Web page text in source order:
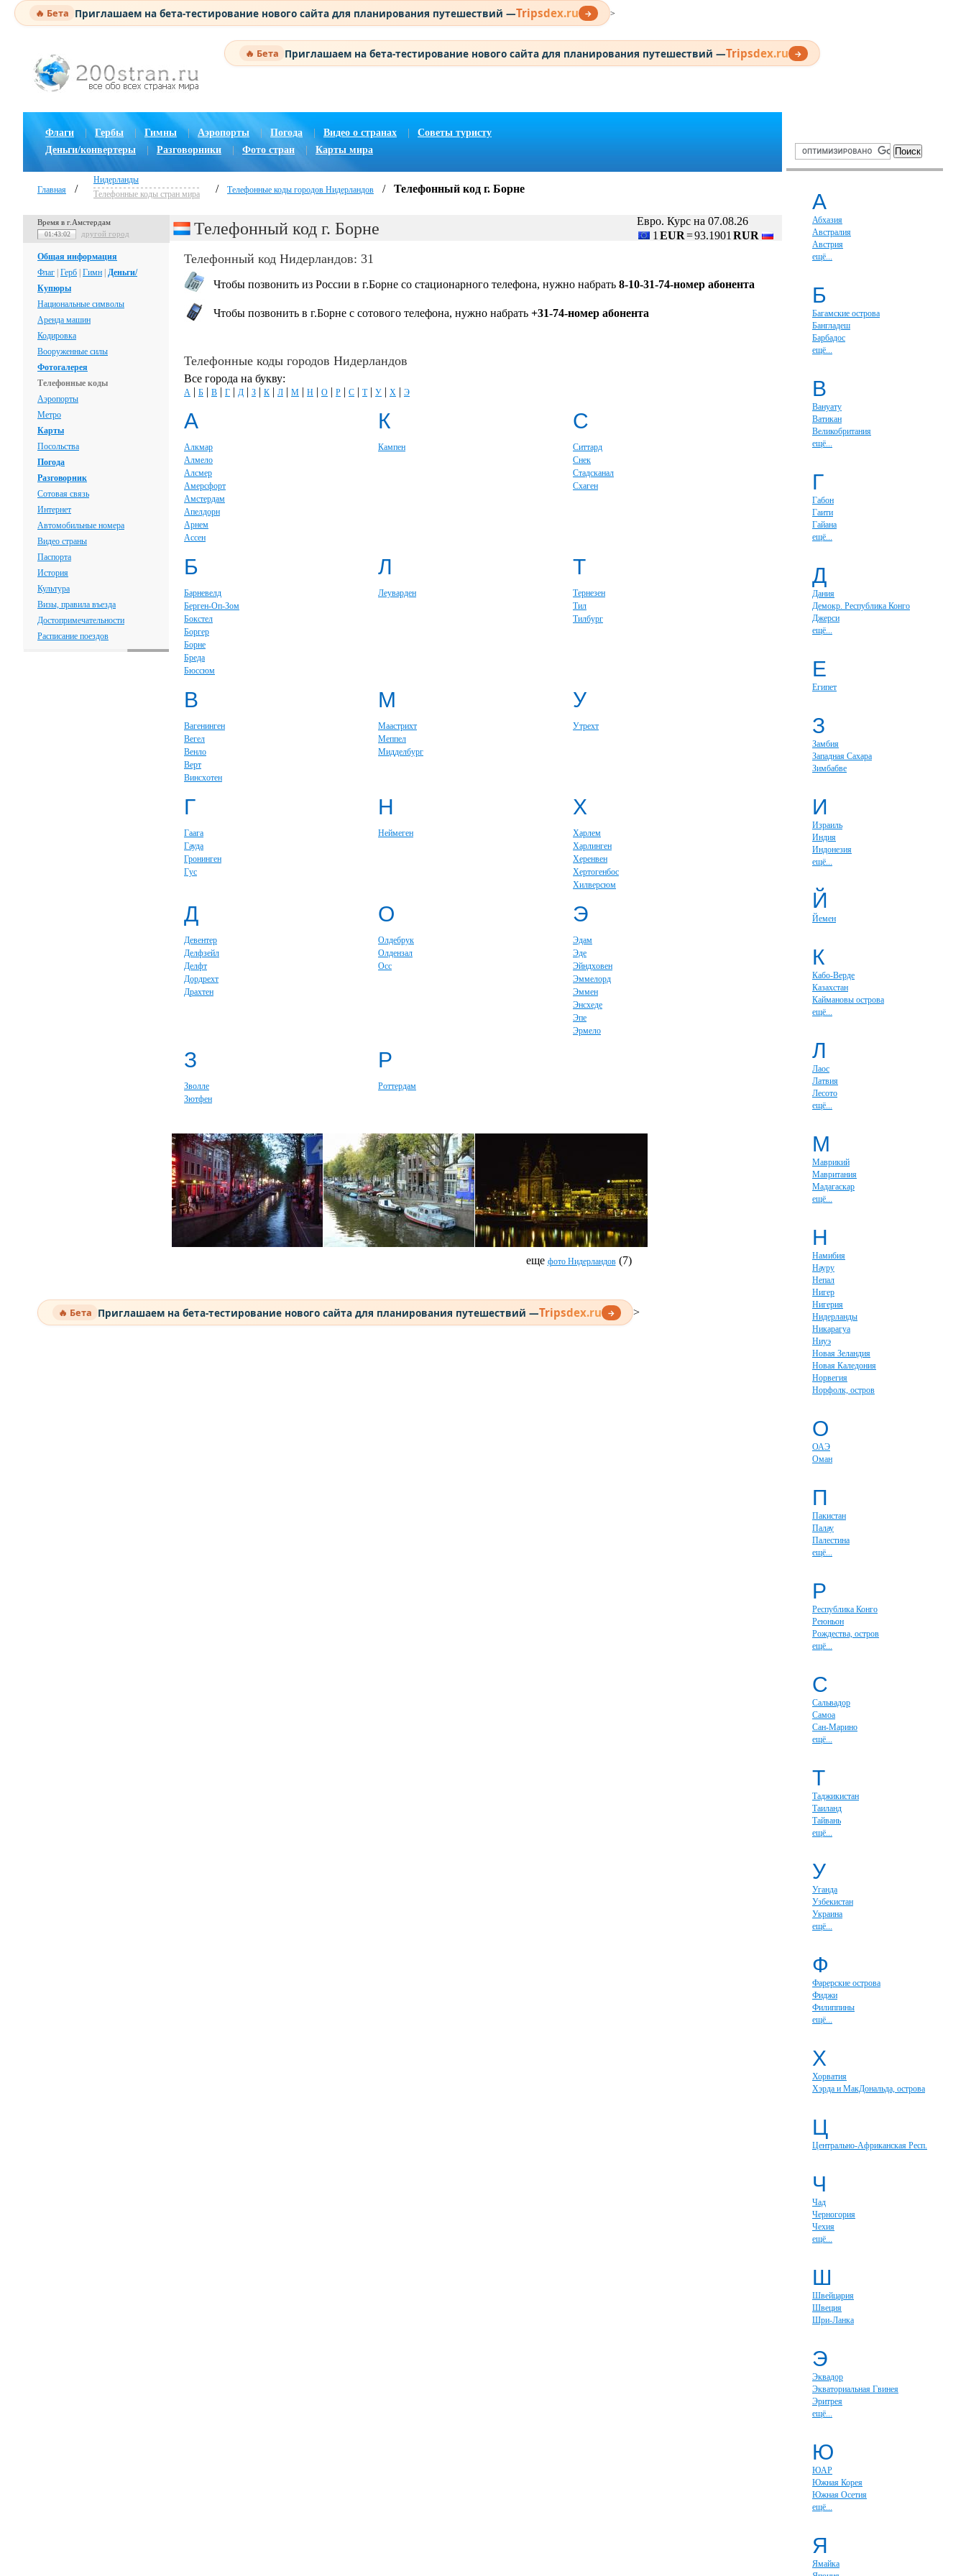
🔥 Бета Приглашаем на бета-тестирование нового сайта для планирования путешествий —Tripsdex.ru → >
🔥 Бета Приглашаем на бета-тестирование нового сайта для планирования путешествий —Tripsdex.ru →
Флаги Гербы Гимны | Аэропорты Погода | Видео о странах
Советы туристу
Деньги/конвертеры
Разговорники Фото стран Карты мира
Главная /
Нидерланды
Телефонные коды стран мира
/ Телефонные коды городов Нидерландов / Телефонный код г. Борне
Время в г.Амстердам
01:43:03 другой город
Общая информация
Флаг Герб Гимн Деньги/
Купюры
Национальные символы
Аренда машин
Кодировка
Вооруженные силы
Фотогалерея
Телефонные коды
Аэропорты
Метро
Карты
Посольства
Погода
Разговорник
Сотовая связь
Интернет
Автомобильные номера
Видео страны
Паспорта
История
Культура
Визы, правила въезда
Достопримечательности
Расписание поездов
Евро. Курс на 07.08.26
1 EUR=93.1901 RUR
Телефонный код г. Борне
Телефонный код Нидерландов: 31
Чтобы позвонить из России в г.Борне со стационарного телефона, нужно набрать 8-10-31-74-номер абонента
Чтобы позвонить в г.Борне с сотового телефона, нужно набрать +31-74-номер абонента
Телефонные коды городов Нидерландов
Все города на букву:
А | Б | В | Г | Д | З | К | Л | М | Н | О | Р | С | Т| У | Х | Э
А
Алкмар
Алмело
Алсмер
Амерсфорт
Амстердам
Апелдорн
Арнем
Ассен
К
Кампен
С
Ситтард
Снек
Стадсканал
Схаген
Б
Барневелд
Берген-Оп-Зом
Бокстел
Боргер
Борне
Бреда
Бюссюм
Л
Леуварден
Т
Тернезен
Тил
Тилбург
В
Вагенинген
Вегел
Венло
Верт
Винсхотен
М
Маастрихт
Меппел
Мидделбург
У
Утрехт
Г
Гаага
Гауда
Гронинген
Гус
Н
Неймеген
Х
Харлем
Харлинген
Херенвен
Хертогенбос
Хилверсюм
Д
Девентер
Делфзейл
Делфт
Дордрехт
Драхтен
О
Олдебрук
Олдензал
Осс
Э
Эдам
Эде
Эйндховен
Эммелорд
Эммен
Энсхеде
Эпе
Эрмело
З
Зволле
Зютфен
Р
Роттердам
еще фото Нидерландов(7)
🔥 Бета Приглашаем на бета-тестирование нового сайта для планирования путешествий —Tripsdex.ru → >
А
Абхазия
Австралия
Австрия
ещё...
Б
Багамские острова
Бангладеш
Барбадос
ещё...
В
Вануату
Ватикан
Великобритания
ещё...
Г
Габон
Гаити
Гайана
ещё...
Д
Дания
Демокр. Республика Конго
Джерси
ещё...
Е
Египет
З
Замбия
Западная Сахара
Зимбабве
И
Израиль
Индия
Индонезия
ещё...
Й
Йемен
К
Кабо-Верде
Казахстан
Каймановы острова
ещё...
Л
Лаос
Латвия
Лесото
ещё...
М
Маврикий
Мавритания
Мадагаскар
ещё...
Н
Намибия
Науру
Непал
Нигер
Нигерия
Нидерланды
Никарагуа
Ниуэ
Новая Зеландия
Новая Каледония
Норвегия
Норфолк, остров
О
ОАЭ
Оман
П
Пакистан
Палау
Палестина
ещё...
Р
Республика Конго
Реюньон
Рождества, остров
ещё...
С
Сальвадор
Самоа
Сан-Марино
ещё...
Т
Таджикистан
Таиланд
Тайвань
ещё...
У
Уганда
Узбекистан
Украина
ещё...
Ф
Фарерские острова
Фиджи
Филиппины
ещё...
Х
Хорватия
Хэрда и МакДональда, острова
Ц
Центрально-Африканская Респ.
Ч
Чад
Черногория
Чехия
ещё...
Ш
Швейцария
Швеция
Шри-Ланка
Э
Эквадор
Экваториальная Гвинея
Эритрея
ещё...
Ю
ЮАР
Южная Корея
Южная Осетия
ещё...
Я
Ямайка